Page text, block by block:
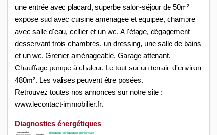
une entrée avec placard, superbe salon-séjour de 50m²
exposé sud avec cuisine aménagée et équipée, chambre
avec salle d'eau, cellier et un wc. A l'étage, dégagement
desservant trois chambres, un dressing, une salle de bains
et un wc. Grenier aménageable. Garage attenant.
Chauffage pompe à chaleur. Le tout sur un terrain d'environ
480m². Les valises peuvent être posées.
Retrouvez toutes nos annonces sur notre site :
www.lecontact-immobilier.fr.
Diagnostics énergétiques